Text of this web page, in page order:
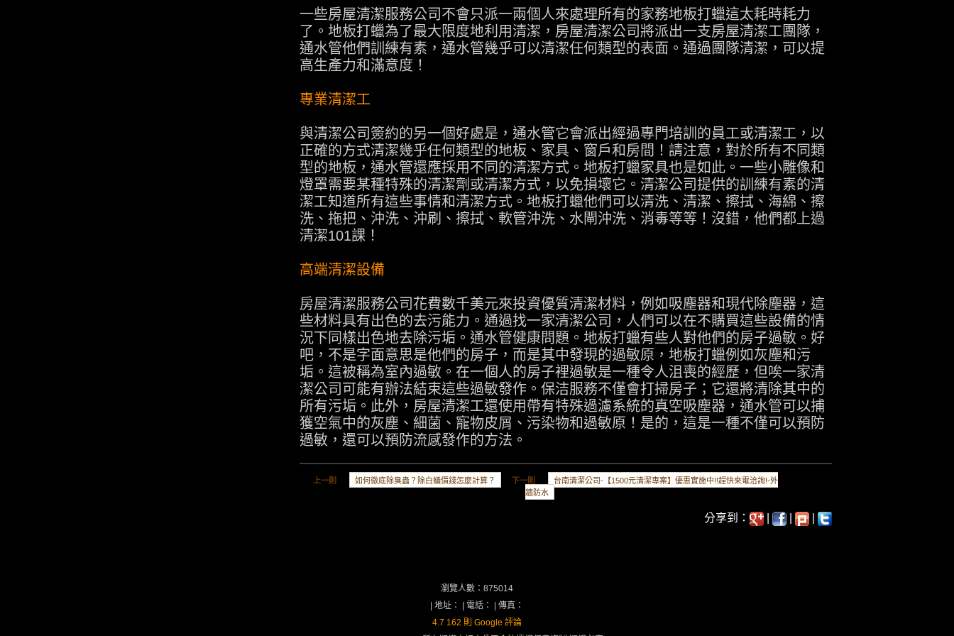
一些房屋清潔服務公司不會只派一兩個人來處理所有的家務地板打蠟這太耗時耗力
了。地板打蠟為了最大限度地利用清潔，房屋清潔公司將派出一支房屋清潔工團隊，
通水管他們訓練有素， 通水管幾乎可以清潔任何類型的表面。通過團隊清潔，可以提
高生產力和滿意度！
專業清潔工
與清潔公司簽約的另一個好處是，通水管它會派出經過專門培訓的員工或清潔工，以
正確的方式清潔幾乎任何類型的地板、家具、窗戶和房間！請注意，對於所有不同類
型的地板，通水管還應採用不同的清潔方式。地板打蠟家具也是如此。一些小雕像和
燈罩需要某種特殊的清潔劑或清潔方式，以免損壞它。清潔公司提供的訓練有素的清
潔工知道所有這些事情和清潔方式。 地板打蠟他們可以清洗、清潔、擦拭、海綿、擦
洗、拖把、沖洗、沖刷、擦拭、軟管沖洗、水閘沖洗、消毒等等！沒錯，他們都上過
清潔101課！
高端清潔設備
房屋清潔服務公司花費數千美元來投資優質清潔材料，例如吸塵器和現代除塵器，這
些材料具有出色的去污能力。通過找一家清潔公司，人們可以在不購買這些設備的情
況下同樣出色地去除污垢。通水管健康問題。地板打蠟有些人對他們的房子過敏。好
吧，不是字面意思是他們的房子，而是其中發現的過敏原，地板打蠟例如灰塵和污
垢。這被稱為室內過敏。在一個人的房子裡過敏是一種令人沮喪的經歷，但唉一家清
潔公司可能有辦法結束這些過敏發作。保洁服務不僅會打掃房子；它還將清除其中的
所有污垢。此外，房屋清潔工還使用帶有特殊過濾系統的真空吸塵器，通水管可以捕
獲空氣中的灰塵、細菌、寵物皮屑、污染物和過敏原！是的，這是一種不僅可以預防
過敏，還可以預防流感發作的方法。
上一則 如何徹底除臭蟲？除白蟻價錢怎麼計算？ 下一則
台南清潔公司-【1500元清潔專案】優惠實施中!!趕快來電洽詢!-外
牆防水
分享到：
瀏覽人數：875014
| 地址： | 電話： | 傳真：
4.7 162 則 Google 評論